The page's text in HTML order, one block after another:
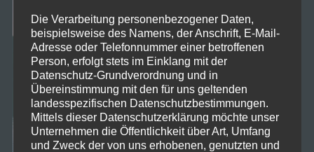
Die Verarbeitung personenbezogener Daten,
beispielsweise des Namens, der Anschrift, E-Mail-
Adresse oder Telefonnummer einer betroffenen
Person, erfolgt stets im Einklang mit der
Datenschutz-Grundverordnung und in
Übereinstimmung mit den für uns geltenden
landesspezifischen Datenschutzbestimmungen.
Mittels dieser Datenschutzerklärung möchte unser
Unternehmen die Öffentlichkeit über Art, Umfang
und Zweck der von uns erhobenen, genutzten und